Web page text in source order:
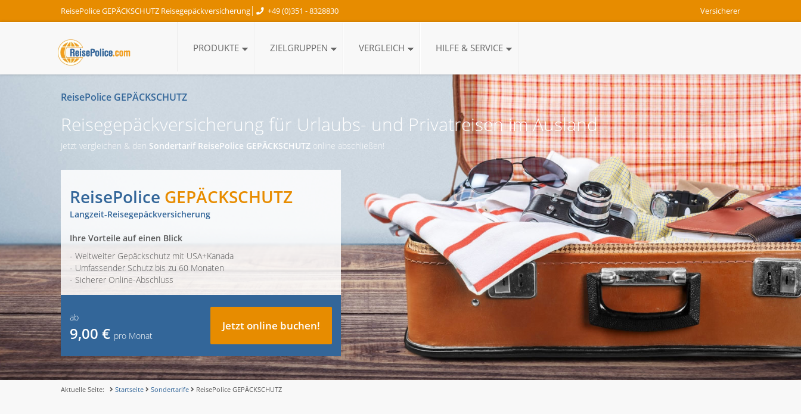
ReisePolice GEPÄCKSCHUTZ Reisegepäckversicherung +49 (0)351 - 8328830 Versicherer
PRODUKTE ZIELGRUPPEN VERGLEICH HILFE & SERVICE
ReisePolice GEPÄCKSCHUTZ
Reisegepäckversicherung für Urlaubs- und Privatreisen im Ausland
Jetzt vergleichen & den Sondertarif ReisePolice GEPÄCKSCHUTZ online abschließen!
ReisePolice GEPÄCKSCHUTZ
Langzeit-Reisegepäckversicherung
Ihre Vorteile auf einen Blick
- Weltweiter Gepäckschutz mit USA+Kanada
- Umfassender Schutz bis zu 60 Monaten
- Sicherer Online-Abschluss
ab
9,00 € pro Monat
Jetzt online buchen!
Aktuelle Seite: Startseite Sondertarife ReisePolice GEPÄCKSCHUTZ